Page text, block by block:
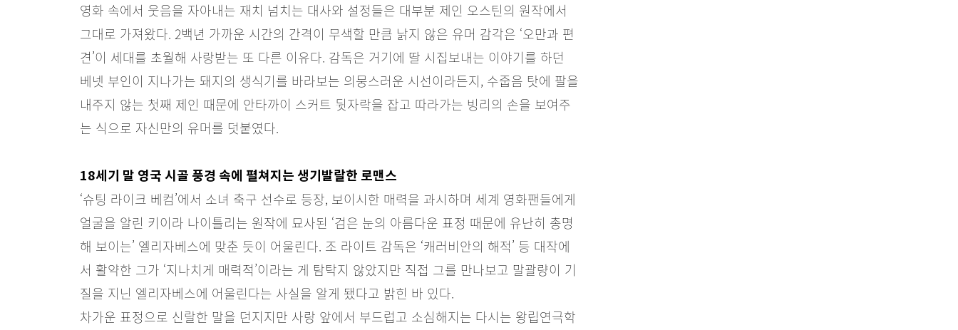
영화 속에서 웃음을 자아내는 재치 넘치는 대사와 설정들은 대부분 제인 오스틴의 원작에서
그대로 가져왔다. 2백년 가까운 시간의 간격이 무색할 만큼 낡지 않은 유머 감각은 ‘오만과 편
견’이 세대를 초월해 사랑받는 또 다른 이유다. 감독은 거기에 딸 시집보내는 이야기를 하던
베넷 부인이 지나가는 돼지의 생식기를 바라보는 의뭉스러운 시선이라든지, 수줍음 탓에 팔을
내주지 않는 첫째 제인 때문에 안타까이 스커트 뒷자락을 잡고 따라가는 빙리의 손을 보여주
는 식으로 자신만의 유머를 덧붙였다.
18세기 말 영국 시골 풍경 속에 펼쳐지는 생기발랄한 로맨스
‘슈팅 라이크 베컴’에서 소녀 축구 선수로 등장, 보이시한 매력을 과시하며 세계 영화팬들에게
얼굴을 알린 키이라 나이틀리는 원작에 묘사된 ‘검은 눈의 아름다운 표정 때문에 유난히 총명
해 보이는’ 엘리자베스에 맞춘 듯이 어울린다. 조 라이트 감독은 ‘캐러비안의 해적’ 등 대작에
서 활약한 그가 ‘지나치게 매력적’이라는 게 탐탁지 않았지만 직접 그를 만나보고 말괄량이 기
질을 지닌 엘리자베스에 어울린다는 사실을 알게 됐다고 밝힌 바 있다.
차가운 표정으로 신랄한 말을 던지지만 사랑 앞에서 부드럽고 소심해지는 다시는 왕립연극학